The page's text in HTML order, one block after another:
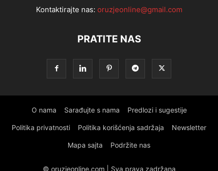
Kontaktirajte nas: oruzjeonline@gmail.com
PRATITE NAS
O nama Sarađujte s nama Predlozi i sugestije
Politika privatnosti Politika korišćenja sadržaja Newsletter
Mapa sajta Podržite nas
© oruzjeonline.com | Sva prava zadržana